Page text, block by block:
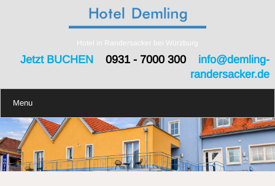
Hotel in Randersacker bei Würzburg
Jetzt BUCHEN0931 - 7000 300 info@demling-
randersacker.de
Menu